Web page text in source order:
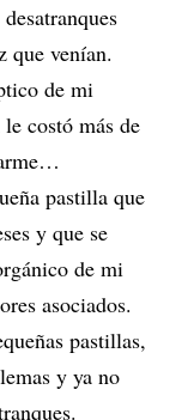
que venían.
de mi
costó más de
pastilla que
y que se
de mi
asociados.
pastillas,
y ya no